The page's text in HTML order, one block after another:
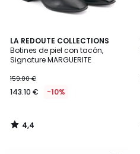
LA REDOUTE COLLECTIONS
Botines de piel con tacón,
Signature MARGUERITE
159.00 €
143.10 € -10%
4,4
/ 5
4,4
/